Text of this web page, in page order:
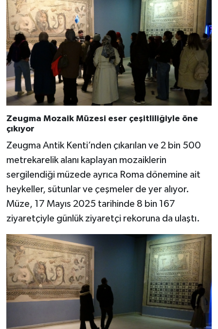
Zeugma Mozaik Müzesi eser çeşitliliğiyle öne
çıkıyor
Zeugma Antik Kenti’nden çıkarılan ve 2 bin 500
metrekarelik alanı kaplayan mozaiklerin
sergilendiği müzede ayrıca Roma dönemine ait
heykeller, sütunlar ve çeşmeler de yer alıyor.
Müze, 17 Mayıs 2025 tarihinde 8 bin 167
ziyaretçiyle günlük ziyaretçi rekoruna da ulaştı.